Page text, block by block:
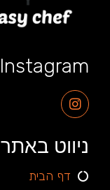
Instagram
ניווט באתר
דף הבית